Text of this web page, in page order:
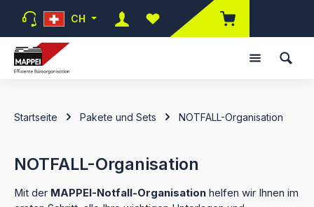
Zum Hauptinhalt springen
CH
Du hast 0 Produkte auf dem
Startseite Pakete und Sets NOTFALL-Organisation
NOTFALL-Organisation
Mit der MAPPEI-Notfall-Organisation helfen wir Ihnen im